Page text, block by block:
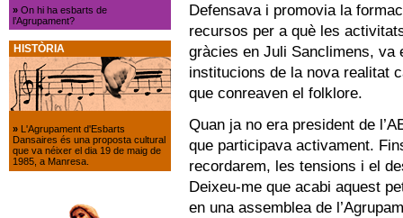
Defensava i promovia la
recursos per a què les
gràcies en Juli Sanclimens, va
institucions de la nova realitat
que conreaven el folklore.
Quan ja no era president de
que participava activament.
recordarem, les tensions i el
Deixeu-me que acabi aquest
en una assemblea de
»On hi ha esbarts de
l’Agrupament?
HISTÒRIA
» L'Agrupament d'Esbarts
Dansaires és una proposta cultural
que va néixer el dia 19 de maig de
1985, a Manresa.